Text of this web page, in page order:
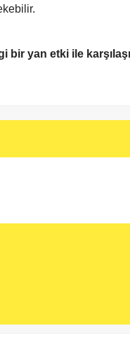
yan etki ile